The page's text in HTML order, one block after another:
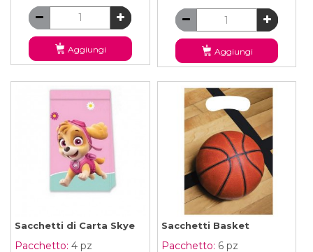
Aggiungi Aggiungi
Sacchetti di Carta Skye
Pacchetto: 4 pz
Sacchetti Basket
Pacchetto: 6 pz